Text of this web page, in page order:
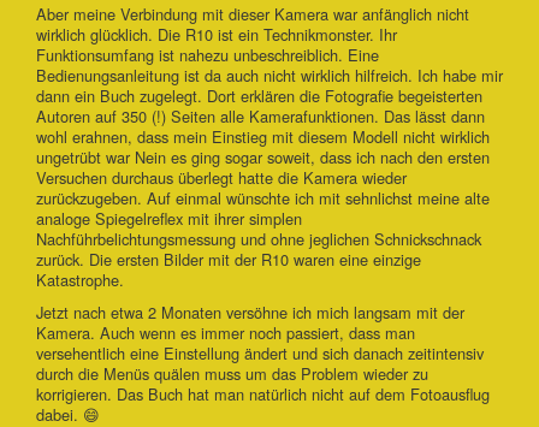
Aber meine Verbindung mit dieser Kamera war anfänglich nicht
wirklich glücklich. Die R10 ist ein Technikmonster. Ihr
Funktionsumfang ist nahezu unbeschreiblich. Eine
Bedienungsanleitung ist da auch nicht wirklich hilfreich. Ich habe mir
dann ein Buch zugelegt. Dort erklären die Fotografie begeisterten
Autoren auf 350 (!) Seiten alle Kamerafunktionen. Das lässt dann
wohl erahnen, dass mein Einstieg mit diesem Modell nicht wirklich
ungetrübt war Nein es ging sogar soweit, dass ich nach den ersten
Versuchen durchaus überlegt hatte die Kamera wieder
zurückzugeben. Auf einmal wünschte ich mit sehnlichst meine alte
analoge Spiegelreflex mit ihrer simplen
Nachführbelichtungsmessung und ohne jeglichen Schnickschnack
zurück. Die ersten Bilder mit der R10 waren eine einzige
Katastrophe.
Jetzt nach etwa 2 Monaten versöhne ich mich langsam mit der
Kamera. Auch wenn es immer noch passiert, dass man
versehentlich eine Einstellung ändert und sich danach zeitintensiv
durch die Menüs quälen muss um das Problem wieder zu
korrigieren. Das Buch hat man natürlich nicht auf dem Fotoausflug
dabei. 😄